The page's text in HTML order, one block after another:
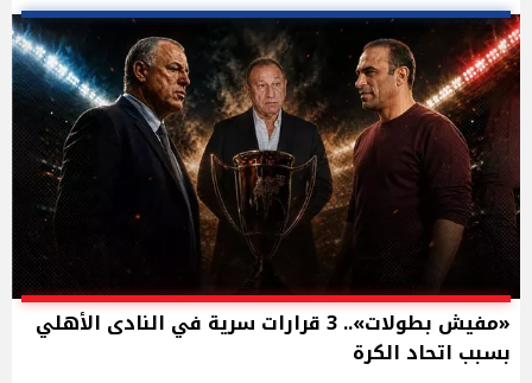
«مفيش بطولات».. 3 قرارات سرية في النادى الأهلي
بسبب اتحاد الكرة